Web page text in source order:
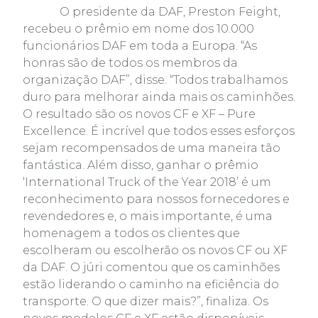
O presidente da DAF, Preston Feight,
recebeu o prêmio em nome dos 10.000
funcionários DAF em toda a Europa. “As
honras são de todos os membros da
organização DAF”, disse. “Todos trabalhamos
duro para melhorar ainda mais os caminhões.
O resultado são os novos CF e XF – Pure
Excellence. É incrível que todos esses esforços
sejam recompensados de uma maneira tão
fantástica. Além disso, ganhar o prêmio
‘International Truck of the Year 2018’ é um
reconhecimento para nossos fornecedores e
revendedores e, o mais importante, é uma
homenagem a todos os clientes que
escolheram ou escolherão os novos CF ou XF
da DAF. O júri comentou que os caminhões
estão liderando o caminho na eficiência do
transporte. O que dizer mais?”, finaliza. Os